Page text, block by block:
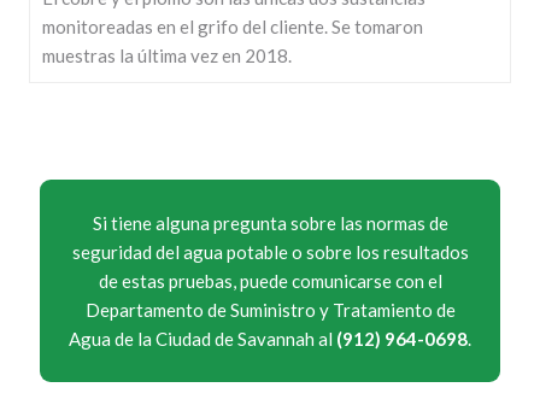
monitoreadas en el grifo del cliente. Se tomaron
muestras la última vez en 2018.
Si tiene alguna pregunta sobre las normas de
seguridad del agua potable o sobre los resultados
de estas pruebas, puede comunicarse con el
Departamento de Suministro y Tratamiento de
Agua de la Ciudad de Savannah al (912) 964-0698.